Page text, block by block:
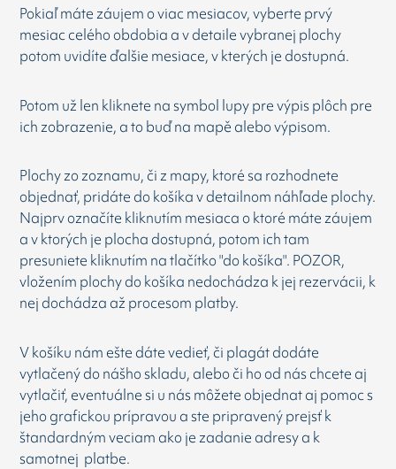
Pokiaľ máte záujem o viac mesiacov, vyberte prvý
mesiac celého obdobia a v detaile vybranej plochy
potom uvidíte ďalšie mesiace, v kterých je dostupná.
Potom už len kliknete na symbol lupy pre výpis plôch pre
ich zobrazenie, a to buď na mapě alebo výpisom.
Plochy zo zoznamu, či z mapy, ktoré sa rozhodnete
objednať, pridáte do košíka v detailnom náhľade plochy.
Najprv označíte kliknutím mesiaca o ktoré máte záujem
a v ktorých je plocha dostupná, potom ich tam
presuniete kliknutím na tlačítko "do košíka". POZOR,
vložením plochy do košíka nedochádza k jej rezervácii, k
nej dochádza až procesom platby.
V košíku nám ešte dáte vedieť, či plagát dodáte
vytlačený do nášho skladu, alebo či ho od nás chcete aj
vytlačiť, eventuálne si u nás môžete objednat aj pomoc s
jeho grafickou prípravou a ste pripravený prejsť k
štandardným veciam ako je zadanie adresy a k
samotnej platbe.